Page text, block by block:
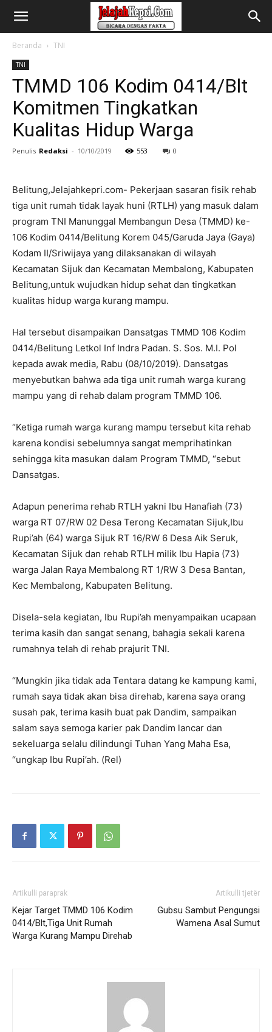
Beranda TNI
TNI
TMMD 106 Kodim 0414/Blt
Komitmen Tingkatkan
Kualitas Hidup Warga
Penulis Redaksi - 10/10/2019 553 0
Belitung,Jelajahkepri.com- Pekerjaan sasaran fisik rehab
tiga unit rumah tidak layak huni (RTLH) yang masuk dalam
program TNI Manunggal Membangun Desa (TMMD) ke-
106 Kodim 0414/Belitung Korem 045/Garuda Jaya (Gaya)
Kodam II/Sriwijaya yang dilaksanakan di wilayah
Kecamatan Sijuk dan Kecamatan Membalong, Kabupaten
Belitung,untuk wujudkan hidup sehat dan tingkatkan
kualitas hidup warga kurang mampu.
Hal tersebut disampaikan Dansatgas TMMD 106 Kodim
0414/Belitung Letkol Inf Indra Padan. S. Sos. M.I. Pol
kepada awak media, Rabu (08/10/2019). Dansatgas
menyebutkan bahwa ada tiga unit rumah warga kurang
mampu yang di rehab dalam program TMMD 106.
“Ketiga rumah warga kurang mampu tersebut kita rehab
karena kondisi sebelumnya sangat memprihatinkan
sehingga kita masukan dalam Program TMMD, “sebut
Dansatgas.
Adapun penerima rehab RTLH yakni Ibu Hanafiah (73)
warga RT 07/RW 02 Desa Terong Kecamatan Sijuk,Ibu
Rupi’ah (64) warga Sijuk RT 16/RW 6 Desa Aik Seruk,
Kecamatan Sijuk dan rehab RTLH milik Ibu Hapia (73)
warga Jalan Raya Membalong RT 1/RW 3 Desa Bantan,
Kec Membalong, Kabupaten Belitung.
Disela-sela kegiatan, Ibu Rupi’ah menyampaikan ucapaan
terima kasih dan sangat senang, bahagia sekali karena
rumahnya telah di rehab prajurit TNI.
“Mungkin jika tidak ada Tentara datang ke kampung kami,
rumah saya tidak akan bisa direhab, karena saya orang
susah pak, terima kasih buat pak Dandim, sampaikan
salam saya semoga karier pak Dandim lancar dan
sekeluarga selalu dilindungi Tuhan Yang Maha Esa,
“ungkap Ibu Rupi’ah. (Rel)
Artikulli paraprak
Kejar Target TMMD 106 Kodim
0414/Blt,Tiga Unit Rumah
Warga Kurang Mampu Direhab
Artikulli tjetër
Gubsu Sambut Pengungsi
Wamena Asal Sumut